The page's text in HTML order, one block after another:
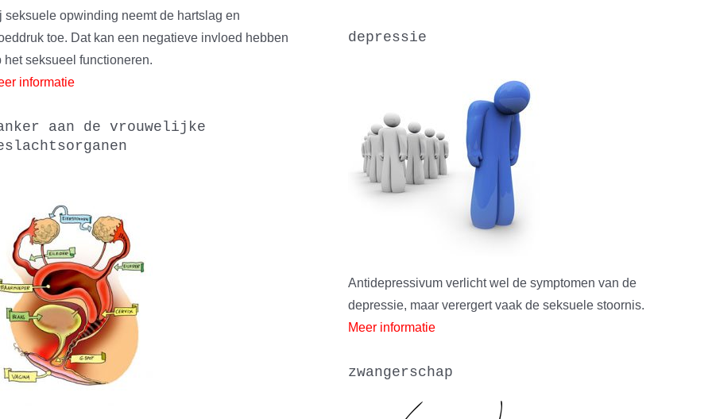
seksuele opwinding neemt de hartslag en
toe. Dat kan een negatieve invloed hebben
het seksueel functioneren.
informatie
aan de vrouwelijke
depressie
Antidepressivum verlicht wel de symptomen van de
depressie, maar verergert vaak de seksuele stoornis.
Meer informatie
zwangerschap